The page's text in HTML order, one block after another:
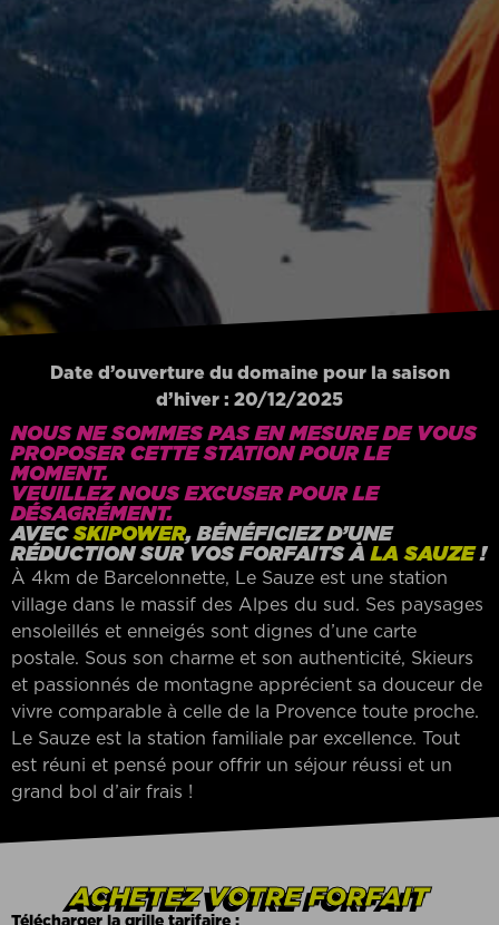
Date d’ouverture du domaine pour la saison
d’hiver : 20/12/2025
NOUS NE SOMMES PAS EN MESURE DE VOUS
PROPOSER CETTE STATION POUR LE
MOMENT.
VEUILLEZ NOUS EXCUSER POUR LE
DÉSAGRÉMENT.
AVECSKIPOWER, BÉNÉFICIEZ D’UNE
RÉDUCTION SUR VOS FORFAITS ÀLA SAUZE!
À 4km de Barcelonnette, Le Sauze est une station
village dans le massif des Alpes du sud. Ses paysages
ensoleillés et enneigés sont dignes d’une carte
postale. Sous son charme et son authenticité, Skieurs
et passionnés de montagne apprécient sa douceur de
vivre comparable à celle de la Provence toute proche.
Le Sauze est la station familiale par excellence. Tout
est réuni et pensé pour offrir un séjour réussi et un
grand bol d’air frais !
ACHETEZ VOTRE FORFAIT